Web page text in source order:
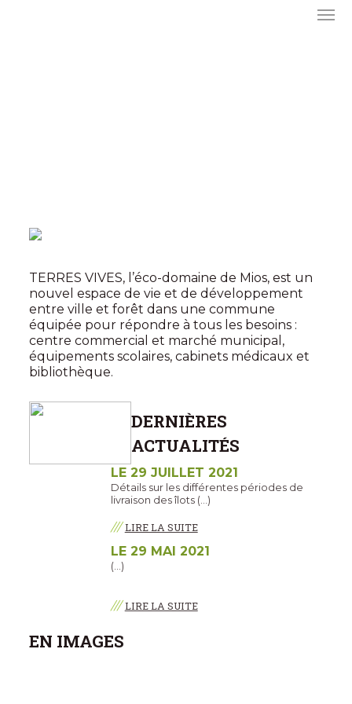
TERRES VIVES, l’éco-domaine de Mios, est un
nouvel espace de vie et de développement
entre ville et forêt dans une commune
équipée pour répondre à tous les besoins :
centre commercial et marché municipal,
équipements scolaires, cabinets médicaux et
bibliothèque.
DERNIÈRES
ACTUALITÉS
LE 29 JUILLET 2021
Détails sur les différentes périodes de
livraison des îlots (…)
/// LIRE LA SUITE
LE 29 MAI 2021
(…)
/// LIRE LA SUITE
EN IMAGES